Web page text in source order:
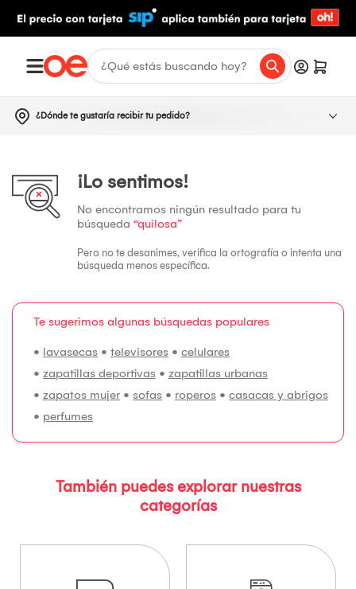
¿Dónde te gustaría recibir tu pedido?
¡Lo sentimos!
No encontramos ningún resultado para tu
búsqueda “quilosa”
Pero no te desanimes, verifica la ortografía o intenta una
búsqueda menos específica.
Te sugerimos algunas búsquedas populares
• lavasecas • televisores • celulares
• zapatillas deportivas • zapatillas urbanas
• zapatos mujer • sofas • roperos • casacas y abrigos
• perfumes
También puedes explorar nuestras
categorías